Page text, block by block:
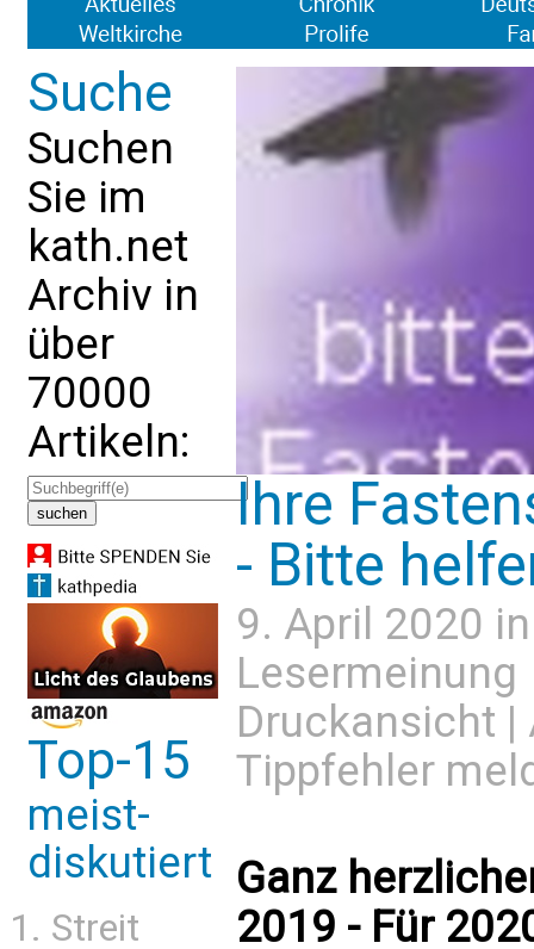
Suche
Suchen
Sie im
kath.net
Archiv in
über
70000
Artikeln:
Top-15
meist-
diskutiert
Streit
Ihre
- Bitte
9. April 2020
Lesermeinung
Druckansicht |
Tippfehler
Ganz
2019 - Für